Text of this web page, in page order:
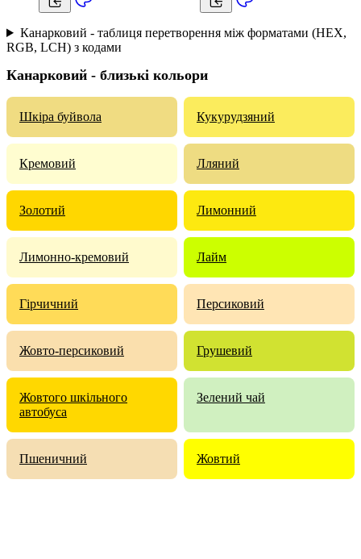
Канарковий - таблиця перетворення між форматами (HEX,
RGB, LCH) з кодами
Канарковий - близькі кольори
Шкіра буйвола Кукурудзяний
Кремовий Лляний
Золотий Лимонний
Лимонно-кремовий Лайм
Гірчичний Персиковий
Жовто-персиковий Грушевий
Жовтого шкільного
автобуса
Зелений чай
Пшеничний Жовтий